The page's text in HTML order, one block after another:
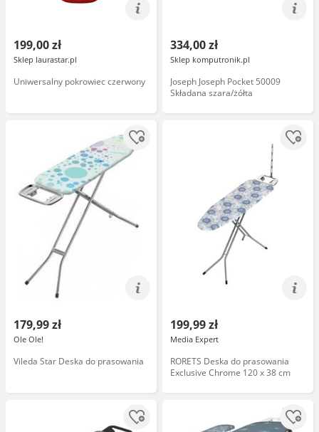
199,00 zł
Sklep laurastar.pl
Uniwersalny pokrowiec czerwony
334,00 zł
Sklep komputronik.pl
Joseph Joseph Pocket 50009
Składana szara/żółta
179,99 zł
Ole Ole!
Vileda Star Deska do prasowania
199,99 zł
Media Expert
RORETS Deska do prasowania
Exclusive Chrome 120 x 38 cm